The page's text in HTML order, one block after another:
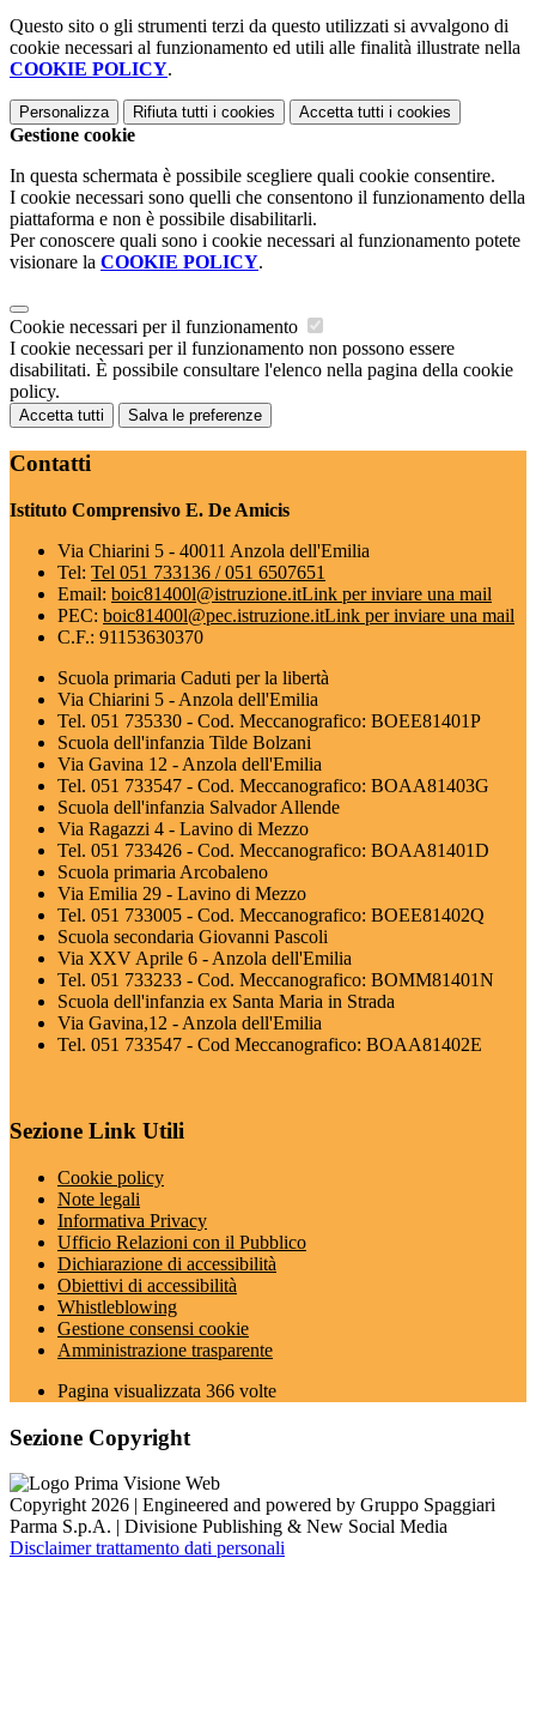
Questo sito o gli strumenti terzi da questo utilizzati si avvalgono di
cookie necessari al funzionamento ed utili alle finalità illustrate nella
COOKIE POLICY.
Personalizza Rifiuta tutti i cookies Accetta tutti i cookies
Gestione cookie
In questa schermata è possibile scegliere quali cookie consentire.
I cookie necessari sono quelli che consentono il funzionamento della
piattaforma e non è possibile disabilitarli.
Per conoscere quali sono i cookie necessari al funzionamento potete
visionare la COOKIE POLICY.
Cookie necessari per il funzionamento
I cookie necessari per il funzionamento non possono essere
disabilitati. È possibile consultare l'elenco nella pagina della cookie
policy.
Accetta tutti Salva le preferenze
Contatti
Istituto Comprensivo E. De Amicis
Via Chiarini 5 - 40011 Anzola dell'Emilia
Tel: Tel 051 733136 / 051 6507651
Email: boic81400l@istruzione.itLink per inviare una mail
PEC: boic81400l@pec.istruzione.itLink per inviare una mail
C.F.: 91153630370
Scuola primaria Caduti per la libertà
Via Chiarini 5 - Anzola dell'Emilia
Tel. 051 735330 - Cod. Meccanografico: BOEE81401P
Scuola dell'infanzia Tilde Bolzani
Via Gavina 12 - Anzola dell'Emilia
Tel. 051 733547 - Cod. Meccanografico: BOAA81403G
Scuola dell'infanzia Salvador Allende
Via Ragazzi 4 - Lavino di Mezzo
Tel. 051 733426 - Cod. Meccanografico: BOAA81401D
Scuola primaria Arcobaleno
Via Emilia 29 - Lavino di Mezzo
Tel. 051 733005 - Cod. Meccanografico: BOEE81402Q
Scuola secondaria Giovanni Pascoli
Via XXV Aprile 6 - Anzola dell'Emilia
Tel. 051 733233 - Cod. Meccanografico: BOMM81401N
Scuola dell'infanzia ex Santa Maria in Strada
Via Gavina,12 - Anzola dell'Emilia
Tel. 051 733547 - Cod Meccanografico: BOAA81402E
Sezione Link Utili
Cookie policy
Note legali
Informativa Privacy
Ufficio Relazioni con il Pubblico
Dichiarazione di accessibilità
Obiettivi di accessibilità
Whistleblowing
Gestione consensi cookie
Amministrazione trasparente
Pagina visualizzata 366 volte
Sezione Copyright
Copyright 2026 | Engineered and powered by Gruppo Spaggiari
Parma S.p.A. | Divisione Publishing & New Social Media
Disclaimer trattamento dati personali